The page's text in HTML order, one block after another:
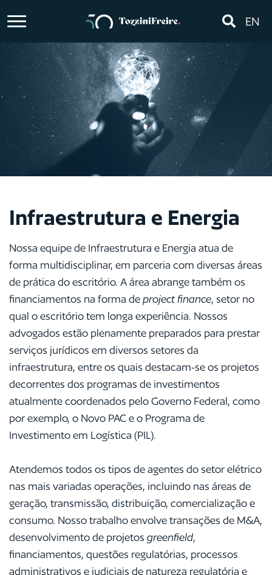
EN
Infraestrutura e Energia
Nossa equipe de Infraestrutura e Energia atua de
forma multidisciplinar, em parceria com diversas áreas
de prática do escritório. A área abrange também os
financiamentos na forma deproject finance, setor no
qual o escritório tem longa experiência. Nossos
advogados estão plenamente preparados para prestar
serviços jurídicos em diversos setores da
infraestrutura, entre os quais destacam-se os projetos
decorrentes dos programas de investimentos
atualmente coordenados pelo Governo Federal, como
por exemplo, o Novo PAC e o Programa de
Investimento em Logística (PIL).
Atendemos todos os tipos de agentes do setor elétrico
nas mais variadas operações, incluindo nas áreas de
geração, transmissão, distribuição, comercialização e
consumo. Nosso trabalho envolve transações de M&A,
desenvolvimento de projetos greenfield,
financiamentos, questões regulatórias, processos
administrativos e judiciais de natureza regulatória e